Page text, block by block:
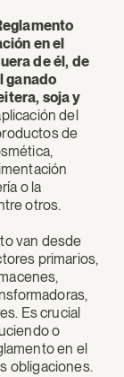
en el
de él, de
ganado
soja y
del
de
o la
otros.
van desde
primarios,
Es crucial
o
en el
obligaciones.